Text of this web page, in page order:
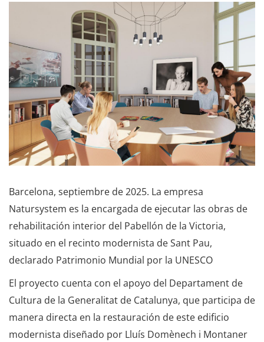
Barcelona, septiembre de 2025. La empresa
Natursystem es la encargada de ejecutar las obras de
rehabilitación interior del Pabellón de la Victoria,
situado en el recinto modernista de Sant Pau,
declarado Patrimonio Mundial por la UNESCO
El proyecto cuenta con el apoyo del Departament de
Cultura de la Generalitat de Catalunya, que participa de
manera directa en la restauración de este edificio
modernista diseñado por Lluís Domènech i Montaner